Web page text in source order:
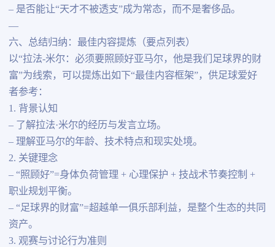
– 是否能让“天才不被透支”成为常态，而不是奢侈品。
—
六、总结归纳：最佳内容提炼（要点列表）
以“拉法-米尔：必须要照顾好亚马尔，他是我们足球界的财
富”为线索，可以提炼出如下“最佳内容框架”，供足球爱好
者参考：
1. 背景认知
– 了解拉法·米尔的经历与发言立场。
– 理解亚马尔的年龄、技术特点和现实处境。
2. 关键理念
– “照顾好”=身体负荷管理 + 心理保护 + 技战术节奏控制 +
职业规划平衡。
– “足球界的财富”=超越单一俱乐部利益，是整个生态的共同
资产。
3. 观赛与讨论行为准则